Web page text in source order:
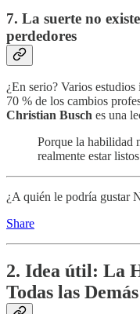
7. La suerte no
perdedores
¿En serio? Varios
70 % de los cambios
Christian Busch es una
Porque la habilidad
realmente estar
¿A quién le podría gustar
Share
2. Idea útil: La
Todas las Demás